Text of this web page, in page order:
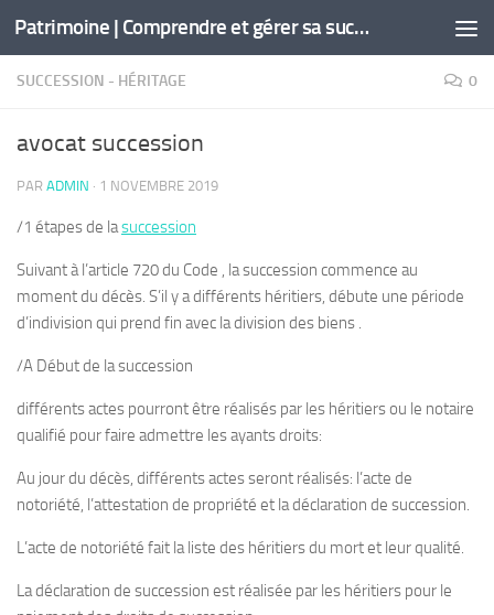
Skip to content Patrimoine | Comprendre et gérer sa succession
SUCCESSION - HÉRITAGE 0
avocat succession
PAR ADMIN · 1 NOVEMBRE 2019
/1 étapes de lasuccession
Suivant à l’article 720 du Code , la succession commence au
moment du décès. S’il y a différents héritiers, débute une période
d’indivision qui prend fin avec la division des biens .
/A Début de la succession
différents actes pourront être réalisés par les héritiers ou le notaire
qualifié pour faire admettre les ayants droits:
Au jour du décès, différents actes seront réalisés: l’acte de
notoriété, l’attestation de propriété et la déclaration de succession.
L’acte de notoriété fait la liste des héritiers du mort et leur qualité.
La déclaration de succession est réalisée par les héritiers pour le